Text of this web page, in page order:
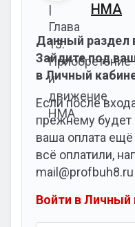
НМА
Данный раздел
Зайдите под
в Личный
Если после
прежнему будет
ваша оплата
всё оплатили,
mail@profbuh8.ru
Войти в Личный